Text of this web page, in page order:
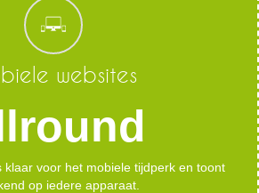
websites
klaar voor het mobiele tijdperk en toont
op iedere apparaat.